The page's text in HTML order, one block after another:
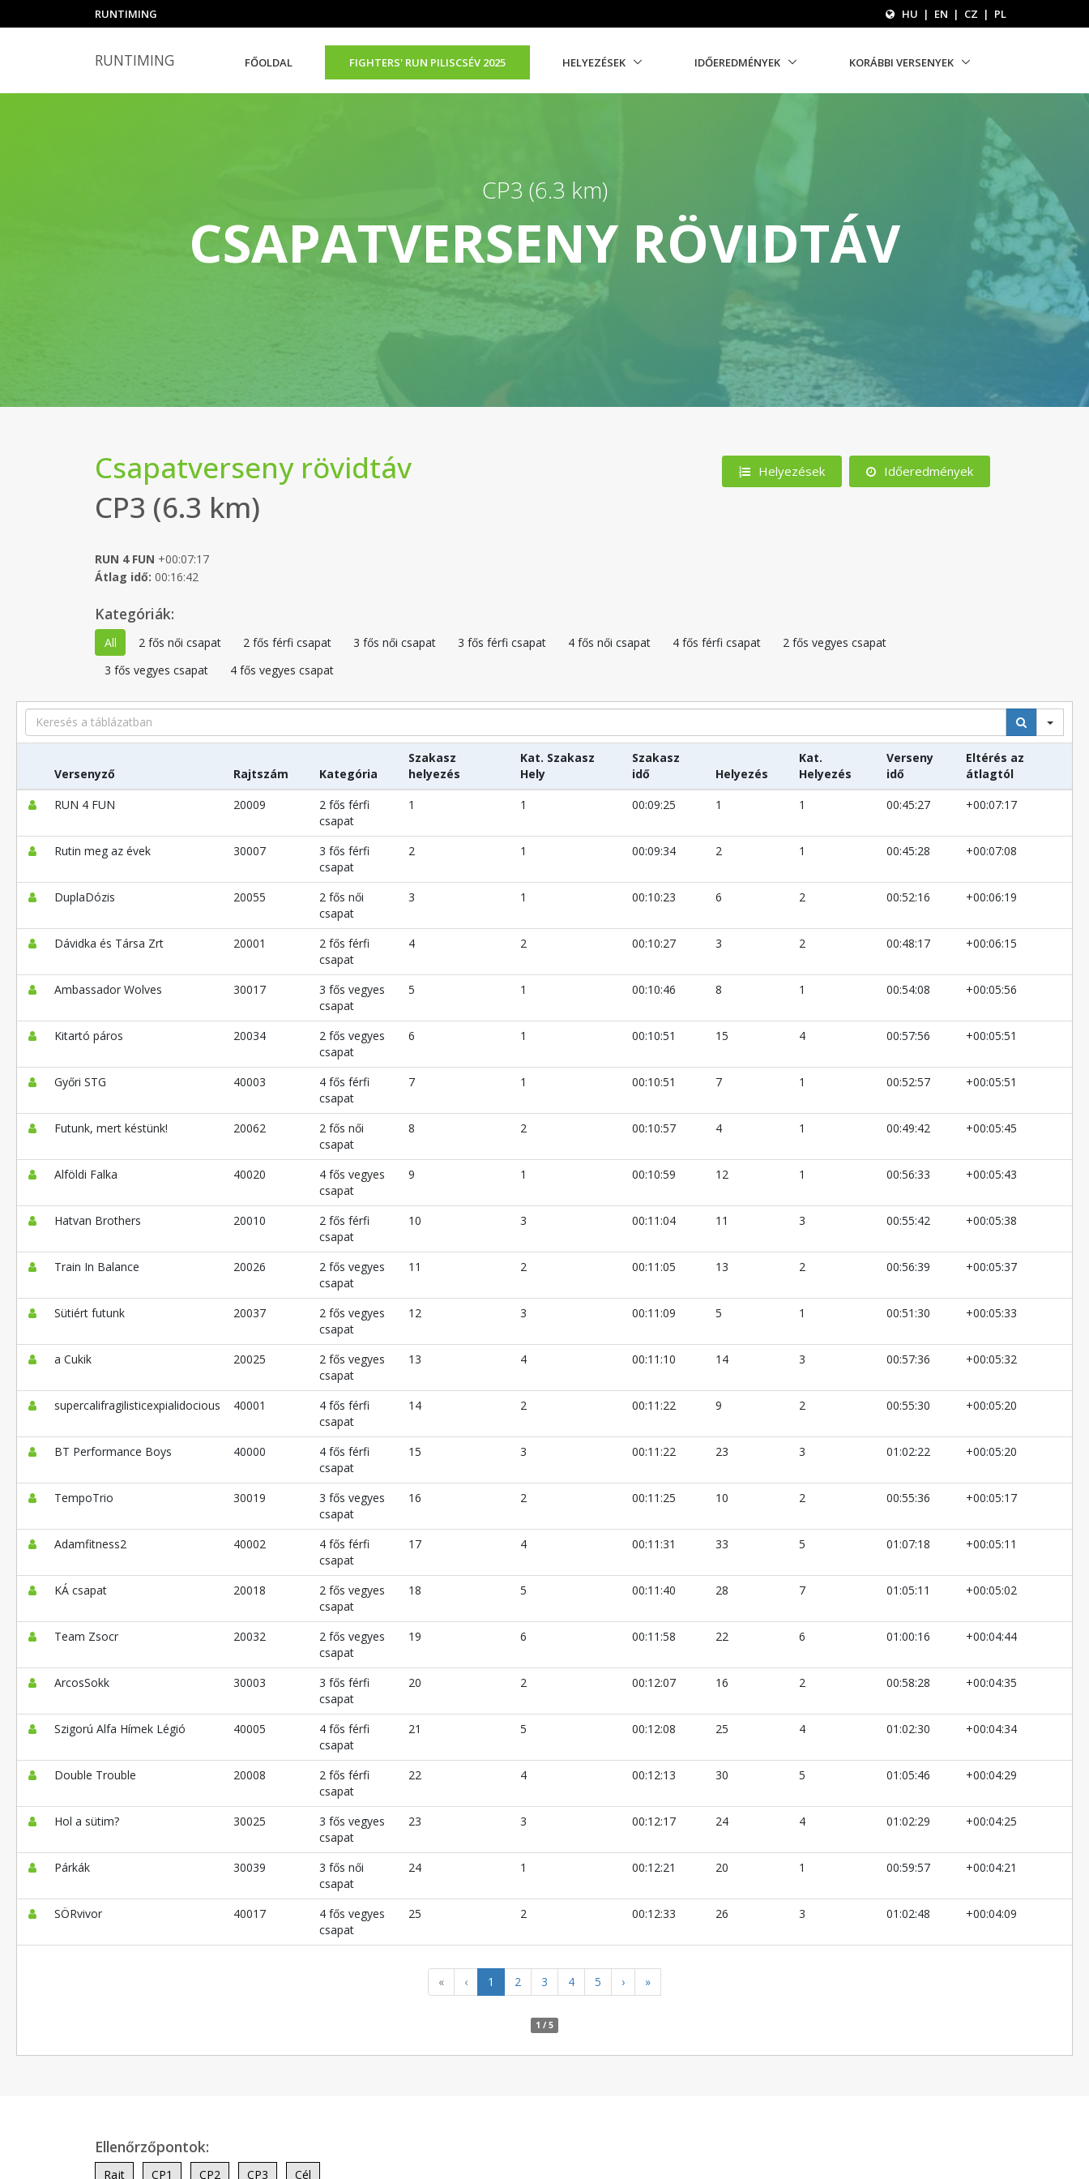
RUNTIMING HU | EN | CZ | PL
RUNTIMING FŐOLDAL FIGHTERS' RUN PILISCSÉV 2025 HELYEZÉSEK IDŐEREDMÉNYEK KORÁBBI VERSENYEK
CP3 (6.3 km)
CSAPATVERSENY RÖVIDTÁV
Helyezések Időeredmények
Csapatverseny rövidtáv
CP3 (6.3 km)
RUN 4 FUN +00:07:17
Átlag idő: 00:16:42
Kategóriák:
All 2 fős női csapat 2 fős férfi csapat 3 fős női csapat 3 fős férfi csapat 4 fős női csapat 4 fős férfi csapat
2 fős vegyes csapat
3 fős vegyes csapat
4 fős vegyes csapat
Search
Versenyző Rajtszám Kategória
Szakasz
helyezés
Kat. Szakasz
Hely
Szakasz
idő
Helyezés
Kat.
Helyezés
Verseny
idő
Eltérés az
átlagtól
RUN 4 FUN
20009
2 fős férfi
csapat
1 1 00:09:25 1 1 00:45:27 +00:07:17
Rutin meg az évek 30007
3 fős férfi
csapat
2 1 00:09:34 2 1 00:45:28 +00:07:08
DuplaDózis 20055
2 fős női
csapat
3 1 00:10:23 6 2 00:52:16 +00:06:19
Dávidka és Társa Zrt 20001
2 fős férfi
csapat
4 2 00:10:27 3 2 00:48:17 +00:06:15
Ambassador Wolves 30017
3 fős vegyes
csapat
5 1 00:10:46 8 1 00:54:08 +00:05:56
Kitartó páros 20034
2 fős vegyes
csapat
6 1 00:10:51 15 4 00:57:56 +00:05:51
Győri STG 40003
4 fős férfi
csapat
7 1 00:10:51 7 1 00:52:57 +00:05:51
Futunk, mert késtünk! 20062
2 fős női
csapat
8 2 00:10:57 4 1 00:49:42 +00:05:45
Alföldi Falka 40020
4 fős vegyes
csapat
9 1 00:10:59 12 1 00:56:33 +00:05:43
Hatvan Brothers 20010
2 fős férfi
csapat
10 3 00:11:04 11 3 00:55:42 +00:05:38
Train In Balance 20026
2 fős vegyes
csapat
11 2 00:11:05 13 2 00:56:39 +00:05:37
Sütiért futunk 20037
2 fős vegyes
csapat
12 3 00:11:09 5 1 00:51:30 +00:05:33
a Cukik 20025
2 fős vegyes
csapat
13 4 00:11:10 14 3 00:57:36 +00:05:32
supercalifragilisticexpialidocious 40001
4 fős férfi
csapat
14 2 00:11:22 9 2 00:55:30 +00:05:20
BT Performance Boys 40000
4 fős férfi
csapat
15 3 00:11:22 23 3 01:02:22 +00:05:20
TempoTrio 30019
3 fős vegyes
csapat
16 2 00:11:25 10 2 00:55:36 +00:05:17
Adamfitness2 40002
4 fős férfi
csapat
17 4 00:11:31 33 5 01:07:18 +00:05:11
KÁ csapat 20018
2 fős vegyes
csapat
18 5 00:11:40 28 7 01:05:11 +00:05:02
Team Zsocr 20032
2 fős vegyes
csapat
19 6 00:11:58 22 6 01:00:16 +00:04:44
ArcosSokk 30003
3 fős férfi
csapat
20 2 00:12:07 16 2 00:58:28 +00:04:35
Szigorú Alfa Hímek Légió 40005
4 fős férfi
csapat
21 5 00:12:08 25 4 01:02:30 +00:04:34
Double Trouble 20008
2 fős férfi
csapat
22 4 00:12:13 30 5 01:05:46 +00:04:29
Hol a sütim? 30025
3 fős vegyes
csapat
23 3 00:12:17 24 4 01:02:29 +00:04:25
Párkák 30039
3 fős női
csapat
24 1 00:12:21 20 1 00:59:57 +00:04:21
SÖRvivor 40017
4 fős vegyes
csapat
25 2 00:12:33 26 3 01:02:48 +00:04:09
« ‹ 1 2 3 4 5 › »
1 / 5
Ellenőrzőpontok:
Rajt CP1 CP2 CP3 Cél